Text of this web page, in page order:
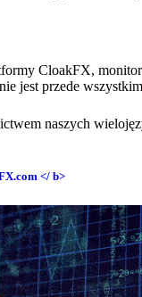
CloakFX,
jest przede
naszych
</ b>